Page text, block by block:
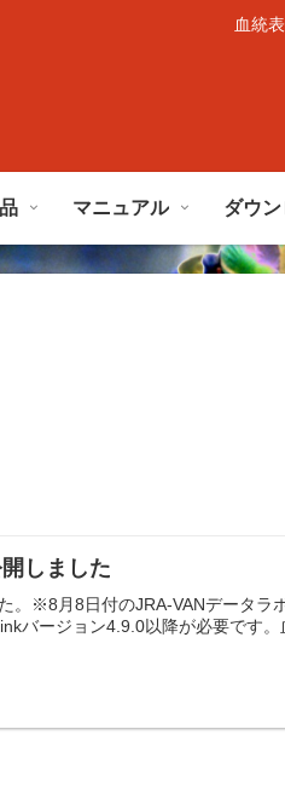
血統
マニュアル ダウ
しました
。※8月8日付のJRA-VANデータ
バージョン4.9.0以降が必要です。